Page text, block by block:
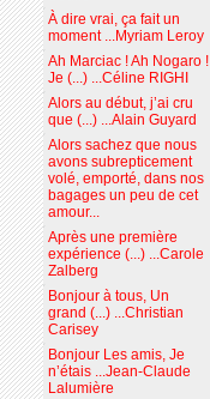
À dire vrai, ça fait un
moment ...Myriam Leroy
Ah Marciac ! Ah Nogaro !
Je (...) ...Céline RIGHI
Alors au début, j’ai cru
que (...) ...Alain Guyard
Alors sachez que nous
avons subrepticement
volé, emporté, dans nos
bagages un peu de cet
amour...
Après une première
expérience (...) ...Carole
Zalberg
Bonjour à tous, Un
grand (...) ...Christian
Carisey
Bonjour Les amis, Je
n’étais ...Jean-Claude
Lalumière